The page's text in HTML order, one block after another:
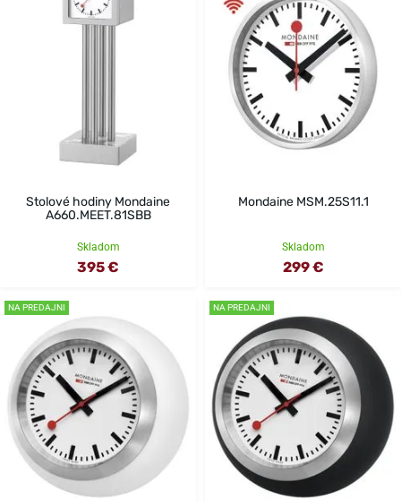
Stolové hodiny Mondaine
A660.MEET.81SBB
Skladom
395 €
Mondaine MSM.25S11.1
Skladom
299 €
NA PREDAJNI NA PREDAJNI